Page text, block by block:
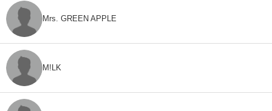
Mrs. GREEN APPLE
M!LK